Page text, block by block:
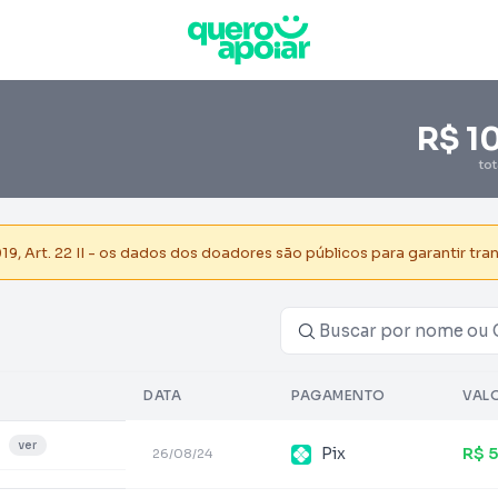
R$
Art. 22 II - os dados dos doadores são públicos para garantir
DATA PAGAMENTO
ver
26/08/24 Pix R$